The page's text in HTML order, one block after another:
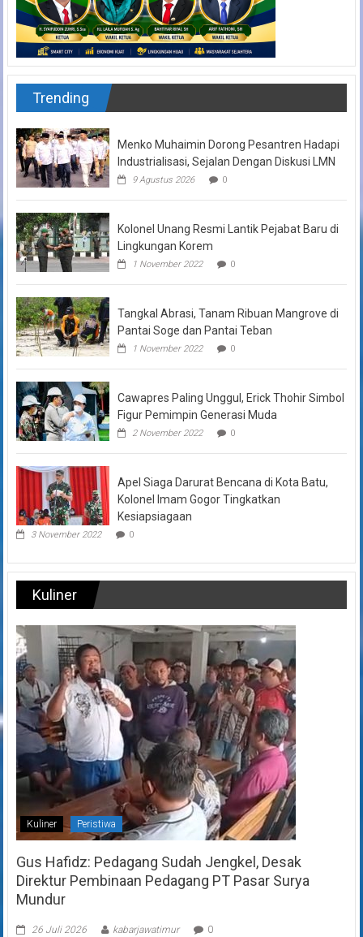
Trending
Menko Muhaimin Dorong Pesantren Hadapi
Industrialisasi, Sejalan Dengan Diskusi LMN
9 Agustus 2026 0
Kolonel Unang Resmi Lantik Pejabat Baru di
Lingkungan Korem
1 November 2022 0
Tangkal Abrasi, Tanam Ribuan Mangrove di
Pantai Soge dan Pantai Teban
1 November 2022 0
Cawapres Paling Unggul, Erick Thohir Simbol
Figur Pemimpin Generasi Muda
2 November 2022 0
Apel Siaga Darurat Bencana di Kota Batu,
Kolonel Imam Gogor Tingkatkan
Kesiapsiagaan
3 November 2022 0
Kuliner
Kuliner Peristiwa
Gus Hafidz: Pedagang Sudah Jengkel, Desak
Direktur Pembinaan Pedagang PT Pasar Surya
Mundur
26 Juli 2026 kabarjawatimur 0